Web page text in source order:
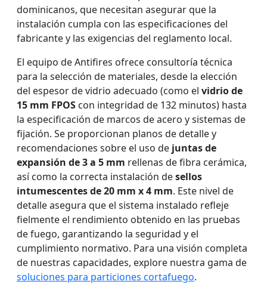
dominicanos, que necesitan asegurar que la
instalación cumpla con las especificaciones del
fabricante y las exigencias del reglamento local.
El equipo de Antifires ofrece consultoría técnica
para la selección de materiales, desde la elección
del espesor de vidrio adecuado (como el vidrio de
15 mm FPOS con integridad de 132 minutos) hasta
la especificación de marcos de acero y sistemas de
fijación. Se proporcionan planos de detalle y
recomendaciones sobre el uso de juntas de
expansión de 3 a 5 mm rellenas de fibra cerámica,
así como la correcta instalación desellos
intumescentes de 20 mm x 4 mm. Este nivel de
detalle asegura que el sistema instalado refleje
fielmente el rendimiento obtenido en las pruebas
de fuego, garantizando la seguridad y el
cumplimiento normativo. Para una visión completa
de nuestras capacidades, explore nuestra gama de
soluciones para particiones cortafuego.